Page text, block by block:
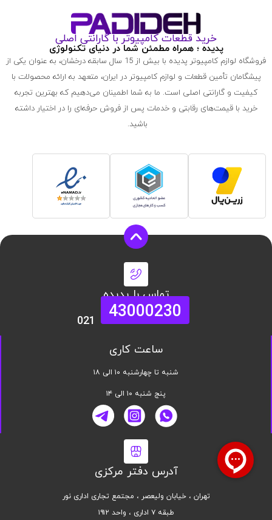
خرید قطعات کامپیوتر با گارانتی اصلی
پدیده ؛ همراه مطمئن شما در دنیای تکنولوژی
فروشگاه لوازم کامپیوتر پدیده با بیش از 15 سال سابقه درخشان، به عنوان یکی از
پیشگامان تأمین قطعات و لوازم کامپیوتر در ایران، متعهد به ارائه محصولات با
کیفیت و گارانتی اصلی است. ما به شما اطمینان می‌دهیم که بهترین تجربه
خرید با قیمت‌های رقابتی و خدمات پس از فروش حرفه‌ای را در اختیار داشته
باشید.
تماس با پدیده
43000230
021
ساعت کاری
شنبه تا چهارشنبه ۱۰ الی ۱۸
پنج شنبه ۱۰ الی ۱۴
آدرس دفتر مرکزی
تهران ، خیابان ولیعصر ، مجتمع تجاری اداری نور
طبقه ۷ اداری ، واحد ۱۹۱۲